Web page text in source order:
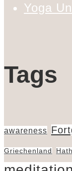
Yoga
Tags
awareness
Griechenland